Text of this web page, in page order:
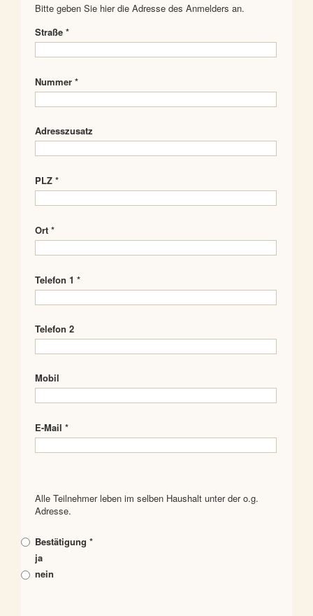
Bitte geben Sie hier die Adresse des Anmelders an.
Straße *
Nummer *
Adresszusatz
PLZ *
Ort *
Telefon 1 *
Telefon 2
Mobil
E-Mail *
Alle Teilnehmer leben im selben Haushalt unter der o.g.
Adresse.
Bestätigung *
ja
nein